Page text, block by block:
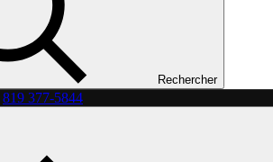
Rechercher
819 377-5844